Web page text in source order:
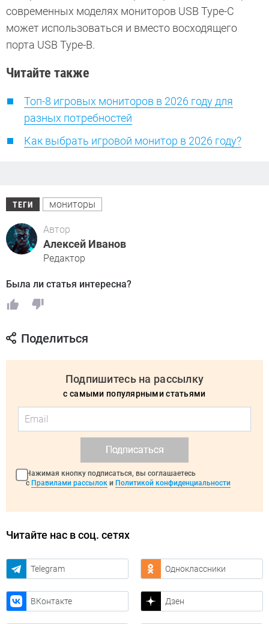
современных моделях мониторов USB Type-C
может использоваться и вместо восходящего
порта USB Type-B.
Читайте также
Топ-8 игровых мониторов в 2026 году для
разных потребностей
Как выбрать игровой монитор в 2026 году?
ТЕГИ мониторы
Автор
Алексей Иванов
Редактор
Была ли статья интересна?
Поделиться
Подпишитесь на рассылку
с самыми популярными статьями
Подписаться
Нажимая кнопку подписаться, вы соглашаетесь
с Правилами рассылок и Политикой конфиденциальности
Читайте нас в соц. сетях
Telegram Одноклассники
ВКонтакте Дзен